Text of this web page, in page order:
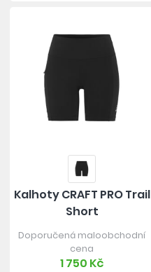
Kalhoty CRAFT PRO Trail
Short
Doporučená maloobchodní
cena
1 750 Kč